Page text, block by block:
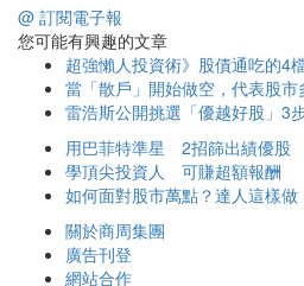
@ 訂閱電子報
您可能有興趣的文章
超強懶人投資術》股債通吃的4
當「散戶」開始做空，代表股市
雷浩斯公開挑選「優越好股」3
用巴菲特準星 2招篩出績優股
學頂尖投資人 可賺超額報酬
如何面對股市萬點？達人這樣
關於商周集團
廣告刊登
網站合作